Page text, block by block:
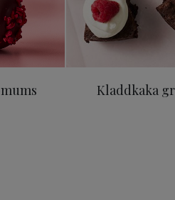
Kladdkaka